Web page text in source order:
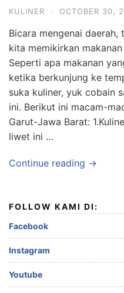
KULINER · OCTOBER 30,
Bicara mengenai
kita memikirkan
Seperti apa makanan
ketika berkunjung ke
suka kuliner, yuk cobain
ini. Berikut ini macam-
Garut-Jawa Barat:
liwet ini …
Continue reading →
FOLLOW KAMI DI:
Facebook
Instagram
Youtube